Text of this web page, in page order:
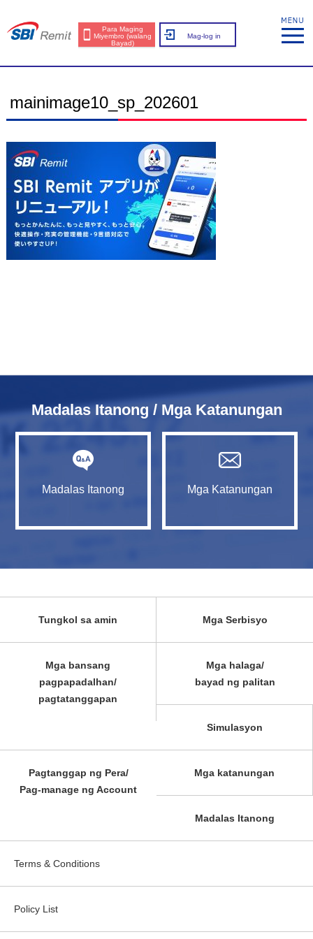
Para Maging
Miyembro (walang
Bayad)
Mag-log in
mainimage10_sp_202601
Madalas Itanong / Mga Katanungan
Madalas Itanong Mga Katanungan
Tungkol sa amin Mga Serbisyo
Mga bansang
pagpapadalhan/
pagtatanggapan
Mga halaga/
bayad ng palitan
Simulasyon
Pagtanggap ng Pera/
Pag-manage ng Account
Mga katanungan
Madalas Itanong
Terms & Conditions
Policy List